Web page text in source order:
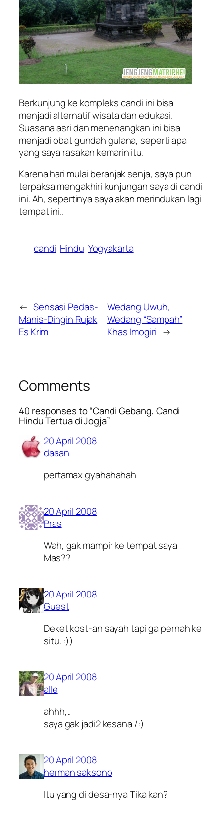
Berkunjung ke kompleks candi ini bisa
menjadi alternatif wisata dan edukasi.
Suasana asri dan menenangkan ini bisa
menjadi obat gundah gulana, seperti apa
yang saya rasakan kemarin itu.
Karena hari mulai beranjak senja, saya pun
terpaksa mengakhiri kunjungan saya di candi
ini. Ah, sepertinya saya akan merindukan lagi
tempat ini..
candi Hindu Yogyakarta
← Sensasi Pedas-
Manis-Dingin Rujak
Es Krim
Wedang Uwuh,
Wedang “Sampah”
Khas Imogiri →
Comments
40 responses to “Candi Gebang, Candi
Hindu Tertua di Jogja”
20 April 2008
daaan
pertamax gyahahahah
20 April 2008
Pras
Wah, gak mampir ke tempat saya
Mas??
20 April 2008
Guest
Deket kost-an sayah tapi ga pernah ke
situ. :))
20 April 2008
alle
ahhh,..
saya gak jadi2 kesana /:)
20 April 2008
herman saksono
Itu yang di desa-nya Tika kan?